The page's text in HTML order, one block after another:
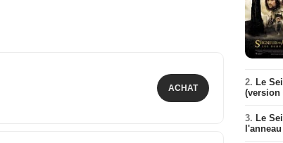
ACHAT
2. Le
(version
3. Le